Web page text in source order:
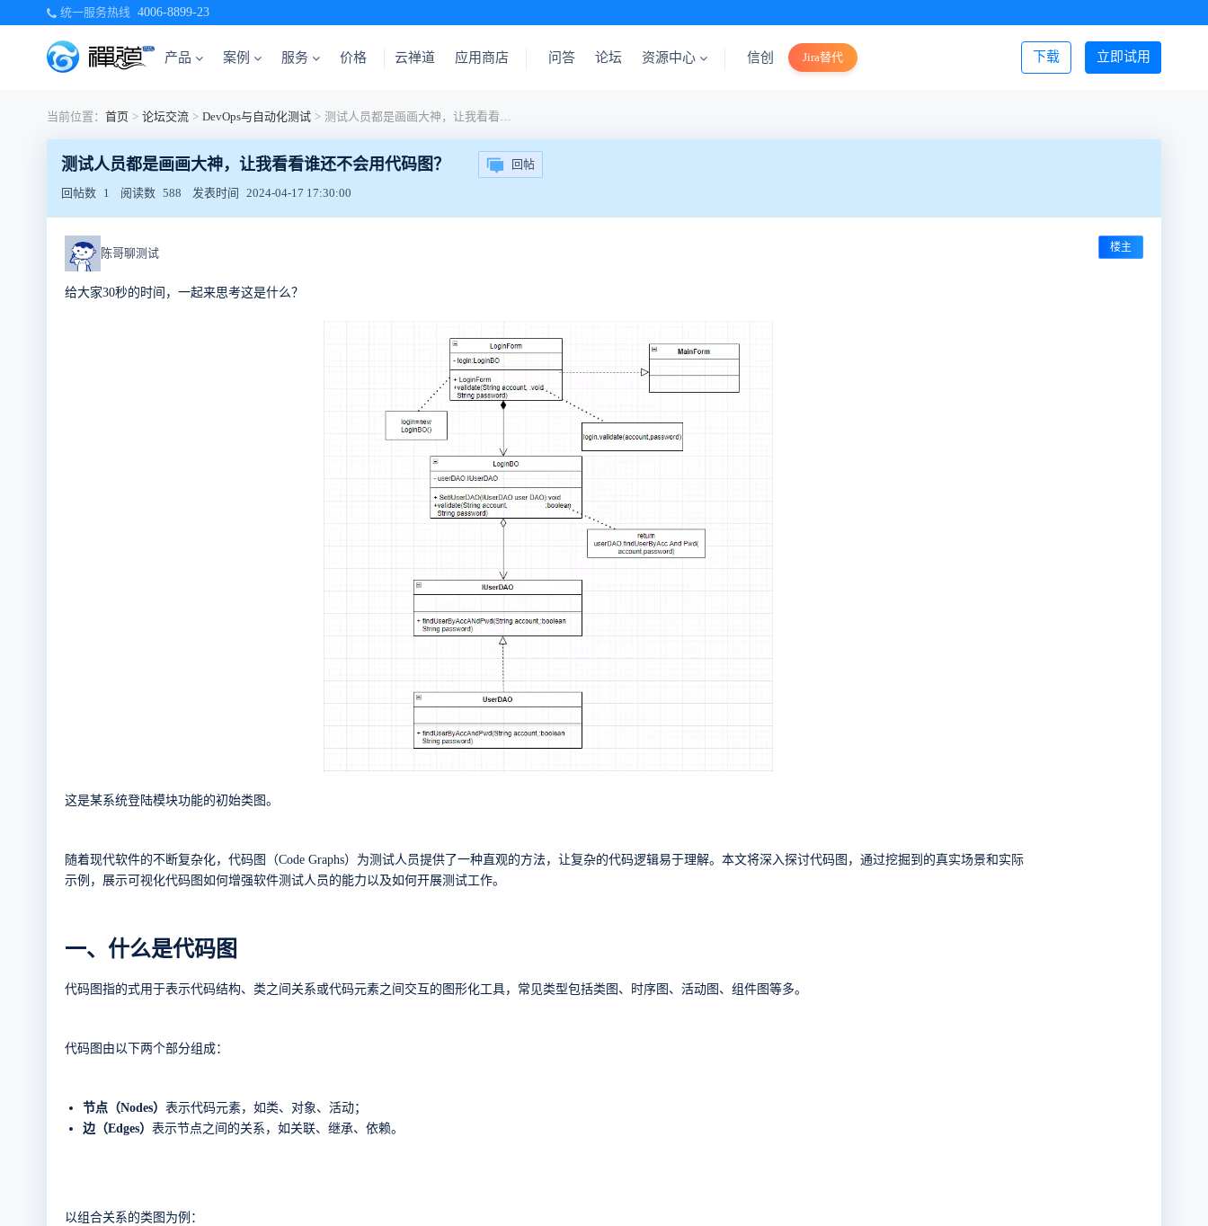
统一服务热线 4006-8899-23
产品 案例 服务 价格 立即试用
下载
云禅道 应用商店 问答 论坛 资源中心 信创 Jira替代 登录/注册
当前位置： 首页 > 论坛交流 > DevOps与自动化测试 > 测试人员都是画画大神，让我看看谁还不会用代码图？
测试人员都是画画大神，让我看看谁还不会用代码图？ 回帖
回帖数 1 阅读数 588 发表时间 2024-04-17 17:30:00
陈哥聊测试 楼主
给大家30秒的时间，一起来思考这是什么？
这是某系统登陆模块功能的初始类图。
随着现代软件的不断复杂化，代码图（Code Graphs）为测试人员提供了一种直观的方法，让复杂的代码逻辑易于理解。本文将深入探讨代码图，通过挖掘到的真实场景和实际
示例，展示可视化代码图如何增强软件测试人员的能力以及如何开展测试工作。
一、什么是代码图
代码图指的式用于表示代码结构、类之间关系或代码元素之间交互的图形化工具，常见类型包括类图、时序图、活动图、组件图等多。
代码图由以下两个部分组成：
节点（Nodes） 表示代码元素，如类、对象、活动；
边（Edges） 表示节点之间的关系，如关联、继承、依赖。
以组合关系的类图为例：